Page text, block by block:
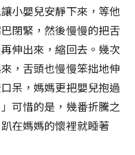
小嬰兒安靜下來，等他
閉緊，然後慢慢的把舌
伸出來，縮回去。幾次
，舌頭也慢慢笨拙地伸
呆，媽媽更把嬰兒抱過
可惜的是，幾番折騰之
在媽媽的懷裡就睡著